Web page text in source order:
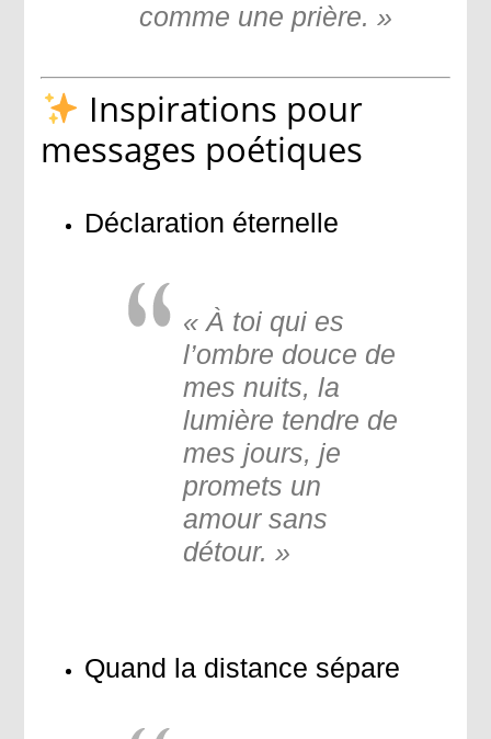
comme une prière. »
Inspirations pour
messages poétiques
Déclaration éternelle
« À toi qui es
l’ombre douce de
mes nuits, la
lumière tendre de
mes jours, je
promets un
amour sans
détour. »
Quand la distance sépare